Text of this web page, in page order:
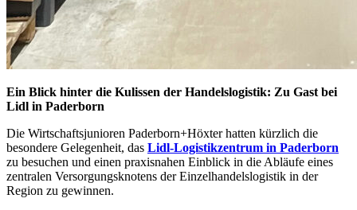
Ein Blick hinter die Kulissen der Handelslogistik: Zu Gast bei
Lidl in Paderborn
Die Wirtschaftsjunioren Paderborn+Höxter hatten kürzlich die
besondere Gelegenheit, das Lidl-Logistikzentrum in Paderborn
zu besuchen und einen praxisnahen Einblick in die Abläufe eines
zentralen Versorgungsknotens der Einzelhandelslogistik in der
Region zu gewinnen.